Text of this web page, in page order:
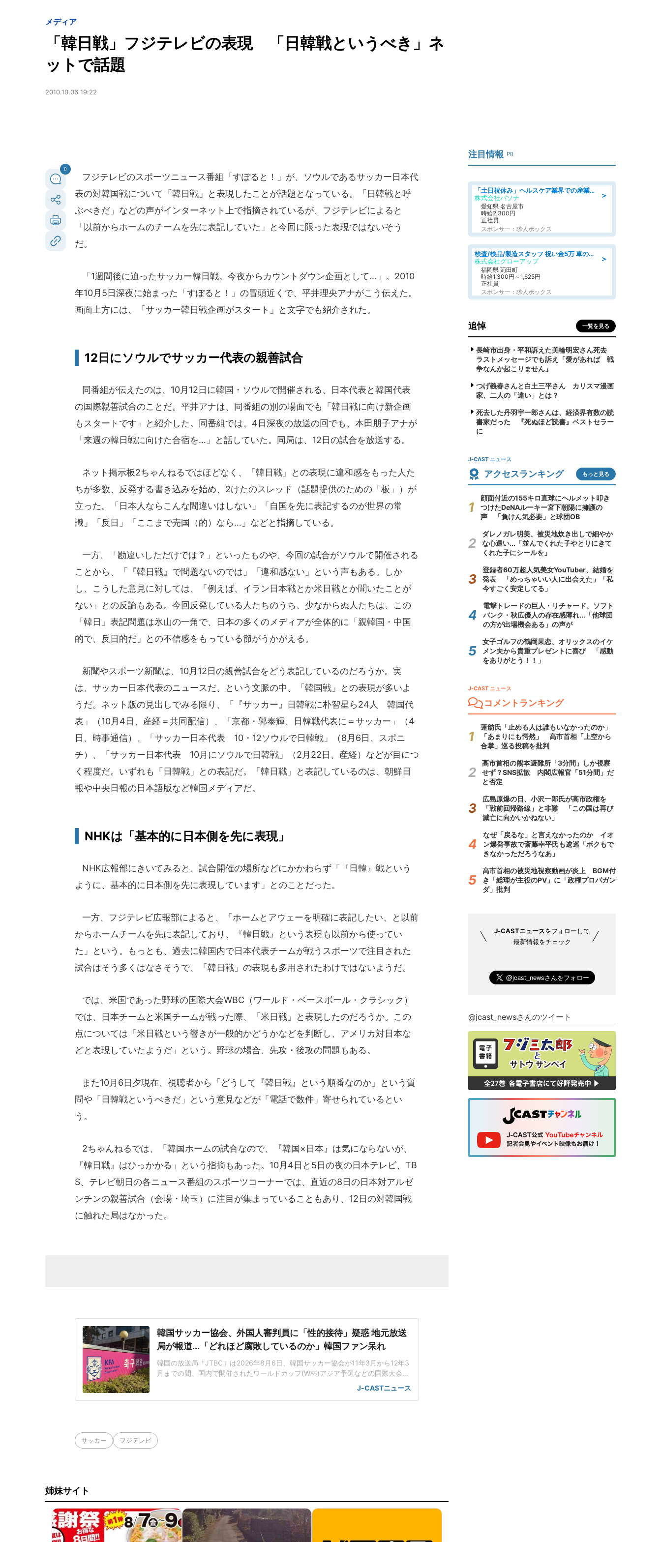
メディア
「韓日戦」フジテレビの表現 「日韓戦というべき」ネ
ットで話題
2010.10.06 19:22
0
フジテレビのスポーツニュース番組「すぽると！」が、ソウルであるサッカー日本代
表の対韓国戦について「韓日戦」と表現したことが話題となっている。「日韓戦と呼
ぶべきだ」などの声がインターネット上で指摘されているが、フジテレビによると
「以前からホームのチームを先に表記していた」と今回に限った表現ではないそう
だ。
「1週間後に迫ったサッカー韓日戦。今夜からカウントダウン企画として…」。2010
年10月5日深夜に始まった「すぽると！」の冒頭近くで、平井理央アナがこう伝えた。
画面上方には、「サッカー韓日戦企画がスタート」と文字でも紹介された。
12日にソウルでサッカー代表の親善試合
同番組が伝えたのは、10月12日に韓国・ソウルで開催される、日本代表と韓国代表
の国際親善試合のことだ。平井アナは、同番組の別の場面でも「韓日戦に向け新企画
もスタートです」と紹介した。同番組では、4日深夜の放送の回でも、本田朋子アナが
「来週の韓日戦に向けた合宿を…」と話していた。同局は、12日の試合を放送する。
ネット掲示板2ちゃんねるではほどなく、「韓日戦」との表現に違和感をもった人た
ちが多数、反発する書き込みを始め、2けたのスレッド（話題提供のための「板」）が
立った。「日本人ならこんな間違いはしない」「自国を先に表記するのが世界の常
識」「反日」「ここまで売国（的）なら…」などと指摘している。
一方、「勘違いしただけでは？」といったものや、今回の試合がソウルで開催される
ことから、「『韓日戦』で問題ないのでは」「違和感ない」という声もある。しか
し、こうした意見に対しては、「例えば、イラン日本戦とか米日戦とか聞いたことが
ない」との反論もある。今回反発している人たちのうち、少なからぬ人たちは、この
「韓日」表記問題は氷山の一角で、日本の多くのメディアが全体的に「親韓国・中国
的で、反日的だ」との不信感をもっている節がうかがえる。
新聞やスポーツ新聞は、10月12日の親善試合をどう表記しているのだろうか。実
は、サッカー日本代表のニュースだ、という文脈の中、「韓国戦」との表現が多いよ
うだ。ネット版の見出しでみる限り、「『サッカー』日韓戦に朴智星ら24人 韓国代
表」（10月4日、産経＝共同配信）、「京都・郭泰輝、日韓戦代表に＝サッカー」（4
日、時事通信）、「サッカー日本代表 10・12ソウルで日韓戦」（8月6日、スポニ
チ）、「サッカー日本代表 10月にソウルで日韓戦」（2月22日、産経）などが目につ
く程度だ。いずれも「日韓戦」との表記だ。「韓日戦」と表記しているのは、朝鮮日
報や中央日報の日本語版など韓国メディアだ。
NHKは「基本的に日本側を先に表現」
NHK広報部にきいてみると、試合開催の場所などにかかわらず「『日韓』戦という
ように、基本的に日本側を先に表現しています」とのことだった。
一方、フジテレビ広報部によると、「ホームとアウェーを明確に表記したい、と以前
からホームチームを先に表記しており、『韓日戦』という表現も以前から使ってい
た」という。もっとも、過去に韓国内で日本代表チームが戦うスポーツで注目された
試合はそう多くはなさそうで、「韓日戦」の表現も多用されたわけではないようだ。
では、米国であった野球の国際大会WBC（ワールド・ベースボール・クラシック）
では、日本チームと米国チームが戦った際、「米日戦」と表現したのだろうか。この
点については「米日戦という響きが一般的かどうかなどを判断し、アメリカ対日本な
どと表現していたようだ」という。野球の場合、先攻・後攻の問題もある。
また10月6日夕現在、視聴者から「どうして『韓日戦』という順番なのか」という質
問や「日韓戦というべきだ」という意見などが「電話で数件」寄せられているとい
う。
2ちゃんねるでは、「韓国ホームの試合なので、『韓国×日本』は気にならないが、
『韓日戦』はひっかかる」という指摘もあった。10月4日と5日の夜の日本テレビ、TB
S、テレビ朝日の各ニュース番組のスポーツコーナーでは、直近の8日の日本対アルゼ
ンチンの親善試合（会場・埼玉）に注目が集まっていることもあり、12日の対韓国戦
に触れた局はなかった。
韓国サッカー協会、外国人審判員に「性的接待」疑惑 地元放送
局が報道...「どれほど腐敗しているのか」韓国ファン呆れ
韓国の放送局「JTBC」は2026年8月6日、韓国サッカー協会が11年3月から12年3
月までの間、国内で開催されたワールドカップ(W杯)アジア予選などの国際大会の
7試合で、担当した10人以上の外国人審判員らに対して、「性的接待」を行ってい
たと報じた。「この事実は16年に発覚も当時は外部に公開されず」「性的接待疑
J-CASTニュース
サッカー フジテレビ
姉妹サイト
注目情報 PR
＞
「土日祝休み」ヘルスケア業界での産業保健師業務/看護師/高時給/未経験OK/要資格:正看護師
株式会社パソナ
愛知県 名古屋市
時給2,300円
正社員
スポンサー：求人ボックス
＞
検査/検品/製造スタッフ 祝い金5万 車のシートにホツレがないか目視チェック
株式会社グローアップ
福岡県 苅田町
時給1,300円～1,625円
正社員
スポンサー：求人ボックス
追悼 一覧を見る
長崎市出身・平和訴えた美輪明宏さん死去
ラストメッセージでも訴え「愛があれば 戦
争なんか起こりません」
つげ義春さんと白土三平さん カリスマ漫画
家、二人の「違い」とは？
死去した丹羽宇一郎さんは、経済界有数の読
書家だった 『死ぬほど読書』ベストセラー
に
J-CAST ニュース
アクセスランキング もっと見る
顔面付近の155キロ直球にヘルメット叩き
つけたDeNAルーキー宮下朝陽に擁護の
声 「負けん気必要」と球団OB
ダレノガレ明美、被災地炊き出しで細やか
な心遣い...「並んでくれた子やとりにきて
くれた子にシールを」
登録者60万超人気美女YouTuber、結婚を
発表 「めっちゃいい人に出会えた」「私
今すごく安定してる」
電撃トレードの巨人・リチャード、ソフト
バンク・秋広優人の存在感薄れ...「他球団
の方が出場機会ある」の声が
女子ゴルフの鶴岡果恋、オリックスのイケ
メン夫から貴重プレゼントに喜び 「感動
をありがとう！！」
J-CAST ニュース
コメントランキング
蓮舫氏「止める人は誰もいなかったのか」
「あまりにも愕然」 高市首相「上空から
合掌」巡る投稿を批判
高市首相の熊本避難所「3分間」しか視察
せず？SNS拡散 内閣広報官「51分間」だ
と否定
広島原爆の日、小沢一郎氏が高市政権を
「戦前回帰路線」と非難 「この国は再び
滅亡に向かいかねない」
なぜ「戻るな」と言えなかったのか イオ
ン爆発事故で斎藤幸平氏も逡巡「ボクもで
きなかっただろうなあ」
高市首相の被災地視察動画が炎上 BGM付
き「総理が主役のPV」に「政権プロパガン
ダ」批判
J-CASTニュースをフォローして
最新情報をチェック
@jcast_newsさんのツイート